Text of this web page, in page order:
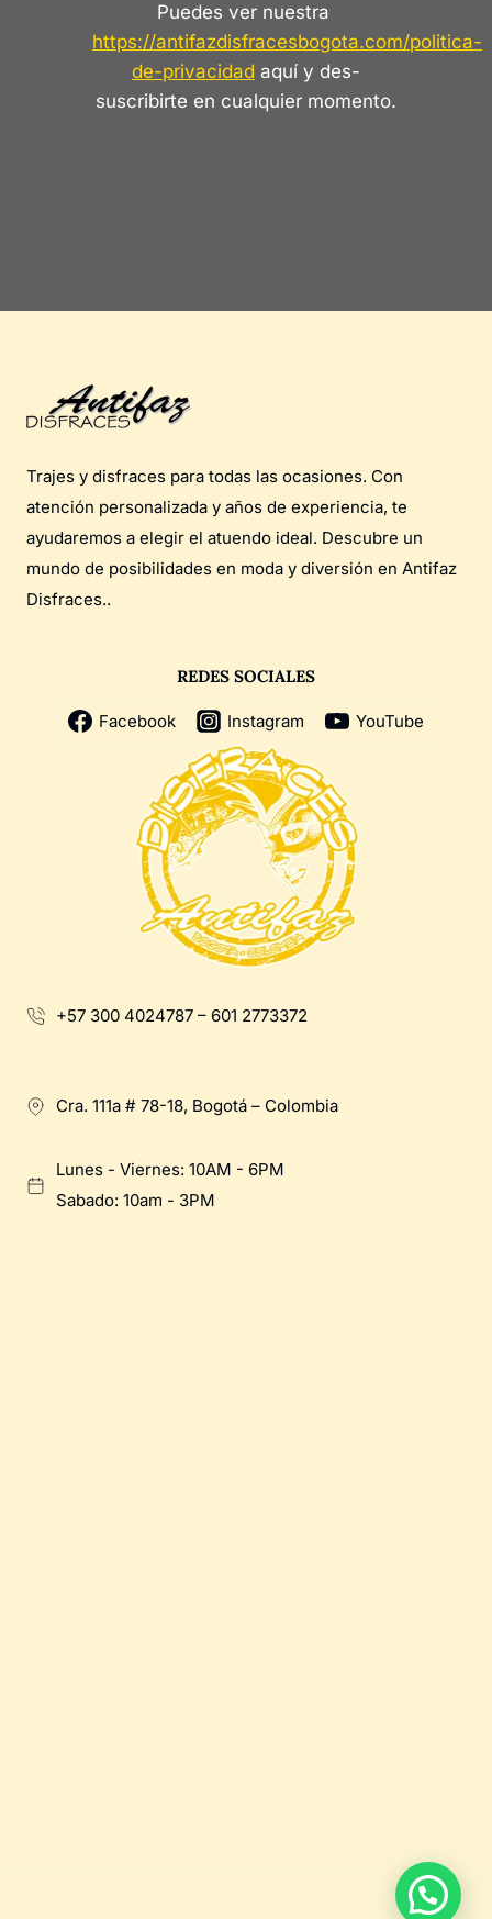
Puedes ver nuestra
https://antifazdisfracesbogota.com/politica-
de-privacidad aquí y des-
suscribirte en cualquier momento.
Trajes y disfraces para todas las ocasiones. Con
atención personalizada y años de experiencia, te
ayudaremos a elegir el atuendo ideal. Descubre un
mundo de posibilidades en moda y diversión en Antifaz
Disfraces..
REDES SOCIALES
Facebook Instagram YouTube
+57 300 4024787 – 601 2773372
Cra. 111a # 78-18, Bogotá – Colombia
Lunes - Viernes: 10AM - 6PM
Sabado: 10am - 3PM